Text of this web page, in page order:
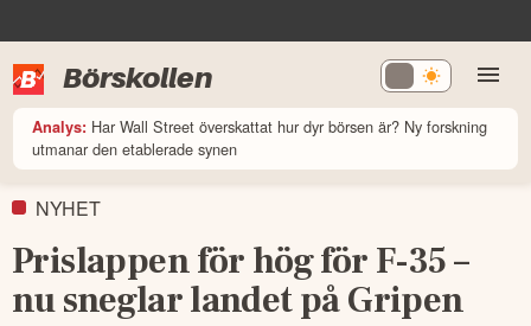
Börskollen
Analys: Har Wall Street överskattat hur dyr börsen är? Ny forskning
utmanar den etablerade synen
NYHET
Prislappen för hög för F-35 –
nu sneglar landet på Gripen